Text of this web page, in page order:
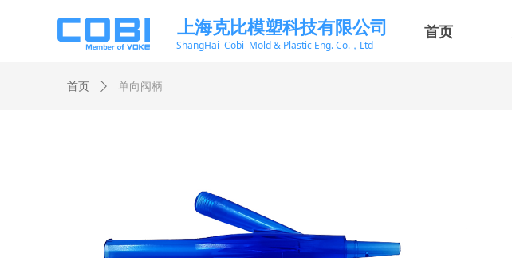
首页
上海克比模塑科技有限公司
ShangHai Cobi Mold & Plastic Eng. Co.，Ltd
首页 ꄲ 单向阀柄